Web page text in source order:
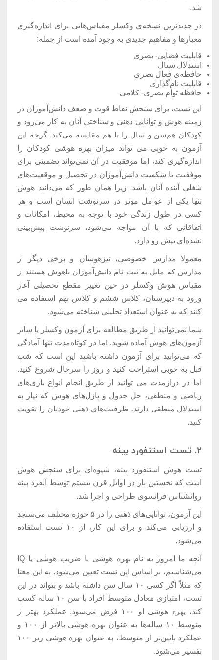
شد.
در جدیدترین نسخه‌ی وکسلر مقیاس‌هایی برای اندازه‌گیری
معیارها و مفاهیم جدیدی به وجود آمده است از جمله:
قابلیت فضایی- بصری
استدلال سیال
حافظه‌ی فعال بصری
قابلیت نام‌گذاری
حافظه توأم بصری- کلامی
این تست، برای سنجش نقاط قوت و ضعف دانش‌آموزان در
زمینه هوش و توانایی ذهنی و شناختی آنان به کار می‌رود و
کودکان هم‌سن و سال را با هم مقایسه می‌کند. گرچه این
آزمون به خوبی می تواند میزان بهره هوشی کودکان را
اندازه‌گیری کند، اما موفقیت در آن نمی‌تواند تضمینی برای
موفقیت یا شکست دانش‌آموزان در تحصیل و موقعیت‌های
شغلی آینده آنان باشد. زیرا همان طور که می‌دانید هوش
تنها یکی از عوامل موثر در سرنوشت انسان است و هر
کسی در طول زندگی خود با توجه به محیط، امکانات و
اتفاقاتی که با آن مواجه می‌شود، سرنوشت پیش‌بینی
نشده‌ای پیش‌ رو دارد.
معمولا مدارس خصوصی، تیزهوشان و برخی دیگر از
مدارس که مایل به ثبت نام دانش‌آموزان باهوش هستند از
مقیاس هوش وکسلر در حین تغییر مقطع تحصیلی آغاز
ورود به دبیرستان، کلاس ششم و کلاس نهم استفاده می
کنند که به عنوان استعداد تحلیلی شناخته می‌شود.
شما نمی‌توانید از طریق مطالعه برای آزمون وکسلر یا سایر
آزمون‌های هوش آماده شوید. اما در کوتاه‌مدت تنها آمادگی
که می‌توانید برای آزمون داشته باشید این است که شب
قبل به خوبی استراحت کنید و روز را سرحال شروع کنید.
اما در درازمدت می توانید از طریق انجام انواع بازی‌های
ریاضی و منطقی، حل جدول و پازل‌های هوش که نیاز به
استدلال منطقی دارند، ظرفیت‌های ذهنی خودتان را تقویت
کنید.
2. تست استنفورد بینه
تست هوش استنفورد بینه، شیوه‌ای برای سنجش هوش
است که نخستین بار در اوایل قرن بیستم توسط آلفرد بینه
روانشناس فرانسوی طراحی و اجرا شد.
این آزمون، توانایی‌های ذهنی را در ۵ حوزه مختلف می‌سنجد
و ارزیابی می‌کند و برای این کار، از ۱۰ تست استفاده
می‌شود.
آنچه ما امروز به نام بهره هوشی یا ضریب هوشی یا IQ
می‌شناسیم، بر اساس این تست تعیین می‌شود. به این معنا
که مثلاً اگر کسی ۱۰ سال سن داشته باشد و بتواند در این
تست، امتیازی معادل متوسط افراد با سن ۱۰ ساله کسب
کند، بهره هوشی او ۱۰۰ فرض می‌شود. عملکرد بهتر از
متوسط ۱۰ ساله‌ها به عنوان بهره هوشی بالاتر از ۱۰۰ و
عملکرد پایین‌تر از متوسط، به عنوان بهره هوشی زیر ۱۰۰
تفسیر می‌شود.